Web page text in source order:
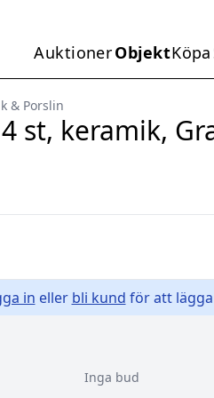
Huvudmeny
AuktionerObjektKöpa
& Porslin
st, keramik,
in eller bli kund för att
Inga bud